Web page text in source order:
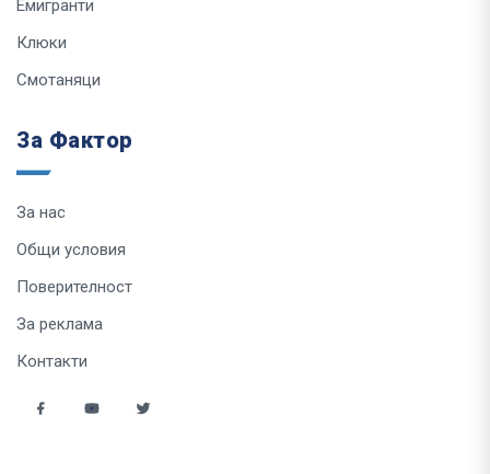
Емигранти
Клюки
Смотаняци
За Фактор
За нас
Общи условия
Поверителност
За реклама
Контакти